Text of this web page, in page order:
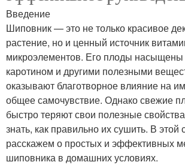
Введение
Шиповник — это не только красивое
растение, но и ценный источник
микроэлементов. Его плоды
каротином и другими полезными
оказывают благотворное влияние на
общее самочувствие. Однако свежие
быстро теряют свои полезные
знать, как правильно их сушить. В этой
расскажем о простых и эффективных
шиповника в домашних условиях.